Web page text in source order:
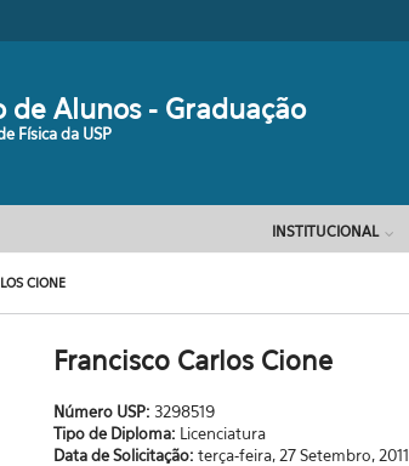
de Alunos - Graduação
Física da USP
INSTITUCIONAL
CIONE
Francisco Carlos Cione
Número USP: 3298519
Tipo de Diploma: Licenciatura
Data de Solicitação: terça-feira, 27 Setembro, 2011